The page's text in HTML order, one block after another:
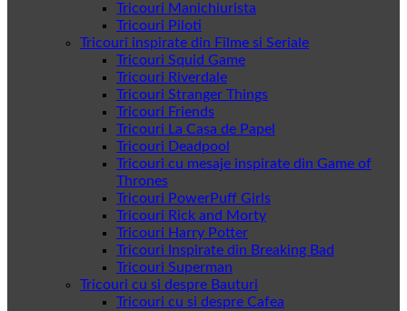
Tricouri Manichiurista
Tricouri Piloti
Tricouri inspirate din Filme si Seriale
Tricouri Squid Game
Tricouri Riverdale
Tricouri Stranger Things
Tricouri Friends
Tricouri La Casa de Papel
Tricouri Deadpool
Tricouri cu mesaje inspirate din Game of
Thrones
Tricouri PowerPuff Girls
Tricouri Rick and Morty
Tricouri Harry Potter
Tricouri Inspirate din Breaking Bad
Tricouri Superman
Tricouri cu si despre Bauturi
Tricouri cu si despre Cafea